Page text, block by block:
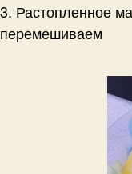
3. Растопленное
перемешиваем